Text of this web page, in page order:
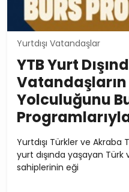
Yurtdışı Vatandaşlar
YTB Yurt
Yolculuğunu
Yurtdışı Türkler ve Akraba
yurt dışında yaşayan
sahiplerinin eği